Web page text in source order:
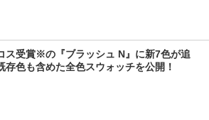
ス受賞※の『ブラッシュ N』に新7色が追
存色も含めた全色スウォッチを公開！